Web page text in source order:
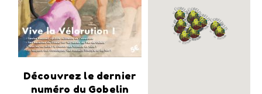
Découvrez le dernier
numéro du Gobelin